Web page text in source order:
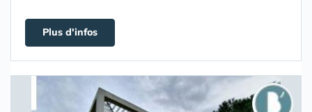
Plus d'infos